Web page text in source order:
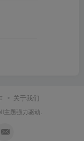
关于我们
主题强力驱动.